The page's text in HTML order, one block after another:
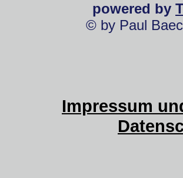
powered by
© by Paul
Impressum